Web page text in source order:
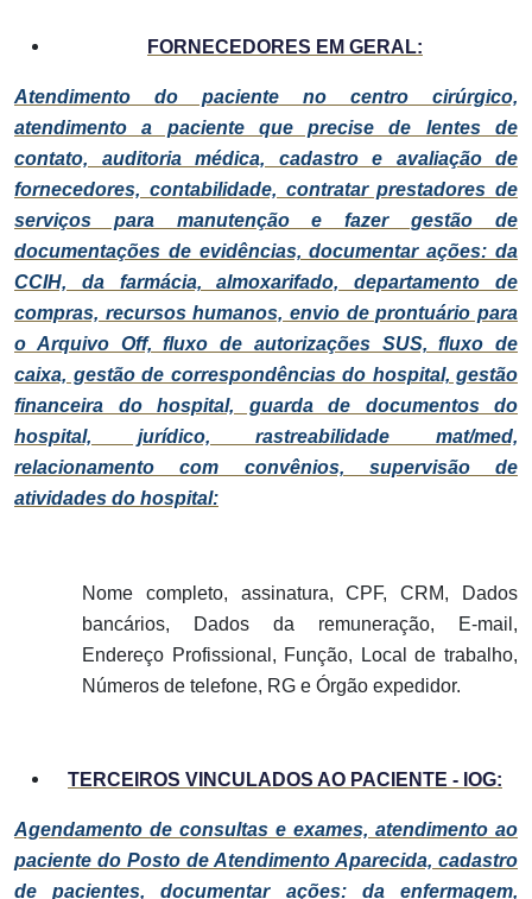
FORNECEDORES EM GERAL:
Atendimento do paciente no centro cirúrgico,
atendimento a paciente que precise de lentes de
contato, auditoria médica, cadastro e avaliação de
fornecedores, contabilidade, contratar prestadores de
serviços para manutenção e fazer gestão de
documentações de evidências, documentar ações: da
CCIH, da farmácia, almoxarifado, departamento de
compras, recursos humanos, envio de prontuário para
o Arquivo Off, fluxo de autorizações SUS, fluxo de
caixa, gestão de correspondências do hospital, gestão
financeira do hospital, guarda de documentos do
hospital, jurídico, rastreabilidade mat/med,
relacionamento com convênios, supervisão de
atividades do hospital:
Nome completo, assinatura, CPF, CRM, Dados
bancários, Dados da remuneração, E-mail,
Endereço Profissional, Função, Local de trabalho,
Números de telefone, RG e Órgão expedidor.
TERCEIROS VINCULADOS AO PACIENTE - IOG:
Agendamento de consultas e exames, atendimento ao
paciente do Posto de Atendimento Aparecida, cadastro
de pacientes, documentar ações: da enfermagem,